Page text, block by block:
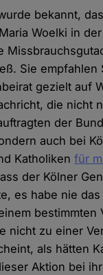
bekannt,
Woelki in
Sie empfahlen
gezielt auf
die nicht
der
auch bei
Katholikenfür
der Kölner
es habe nie
bestimmten
nicht zu einer
als hätten
Aktion bei